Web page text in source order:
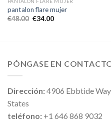
pantalon flare mujer
€48.00 €34.00
PÓNGASE EN
Dirección:4906 Ebbtide
States
teléfono: +1 646 868 9032